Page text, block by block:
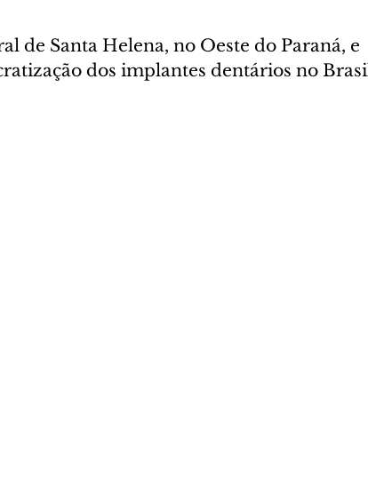
de Santa Helena, no Oeste do Paraná, e
dos implantes dentários no